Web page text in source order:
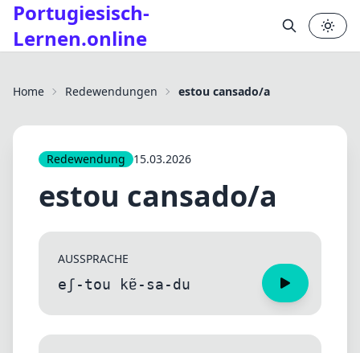
Portugiesisch-
Lernen.online
Home Redewendungen estou cansado/a
Redewendung 15.03.2026
estou cansado/a
AUSSPRACHE
eʃ-tou kɐ̃-sa-du